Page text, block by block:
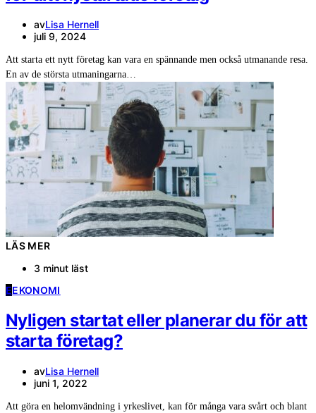
avLisa Hernell
juli 9, 2024
Att starta ett nytt företag kan vara en spännande men också utmanande resa.
En av de största utmaningarna…
LÄS MER
3 minut läst
EEKONOMI
Nyligen startat eller planerar du för att
starta företag?
avLisa Hernell
juni 1, 2022
Att göra en helomvändning i yrkeslivet, kan för många vara svårt och blant